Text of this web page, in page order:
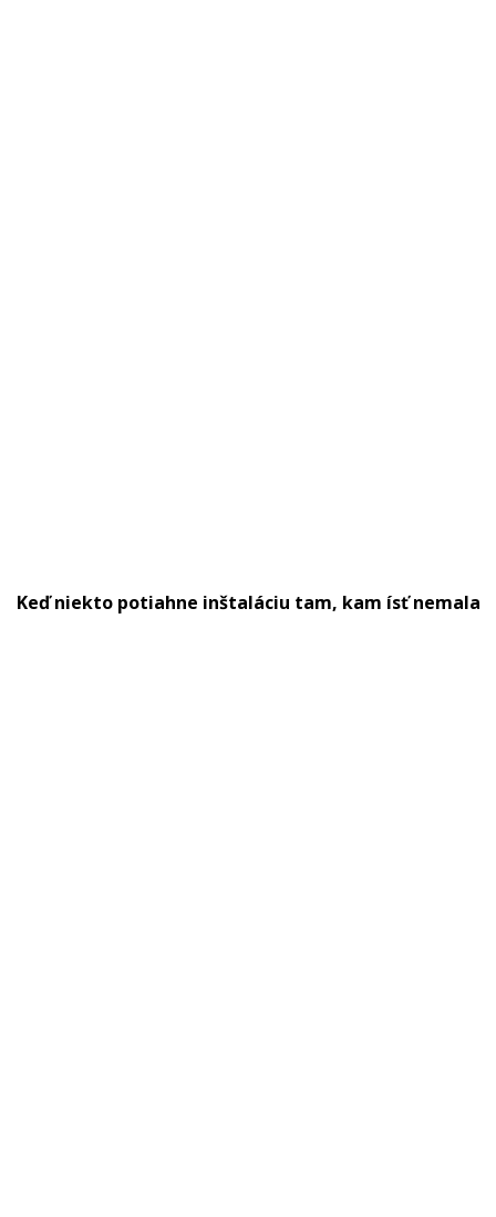
Keď niekto potiahne inštaláciu tam, kam ísť nemala